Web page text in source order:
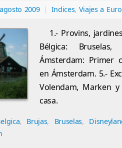
2009 Indices, Viajes a
1.- Provins,
Bélgica:
Ámsterdam: Primer
en Ámsterdam. 5.-
Volendam, Marken
casa.
, Brujas, Bruselas,